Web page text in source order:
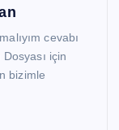
cevabı
için
bizimle